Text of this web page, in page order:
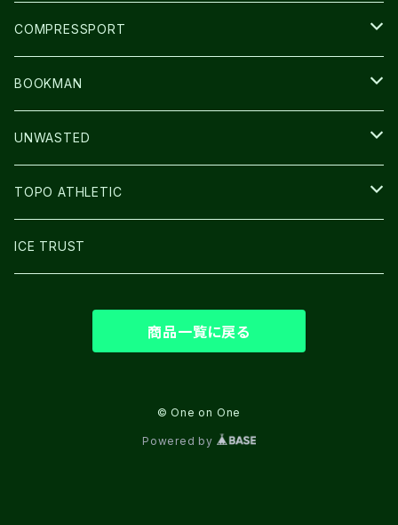
GLOVE
COMPRESSPORT
CAP/HAT
BAG
BOOKMAN
LIGHT
UNWASTED
GLOVE
TOPO ATHLETIC
SHOES
ICE TRUST
商品一覧に戻る
© One on One
Powered by